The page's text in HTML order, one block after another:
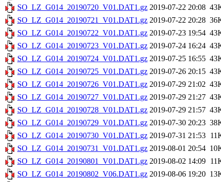
SO_LZ_G014_20190720_V01.DAT1.gz 2019-07-22 20:08
SO_LZ_G014_20190721_V01.DAT1.gz 2019-07-22 20:28
SO_LZ_G014_20190722_V01.DAT1.gz 2019-07-23 19:54
SO_LZ_G014_20190723_V01.DAT1.gz 2019-07-24 16:24
SO_LZ_G014_20190724_V01.DAT1.gz 2019-07-25 16:55
SO_LZ_G014_20190725_V01.DAT1.gz 2019-07-26 20:15
SO_LZ_G014_20190726_V01.DAT1.gz 2019-07-29 21:02
SO_LZ_G014_20190727_V01.DAT1.gz 2019-07-29 21:27
SO_LZ_G014_20190728_V01.DAT1.gz 2019-07-29 21:57
SO_LZ_G014_20190729_V01.DAT1.gz 2019-07-30 20:23
SO_LZ_G014_20190730_V01.DAT1.gz 2019-07-31 21:53
SO_LZ_G014_20190731_V01.DAT1.gz 2019-08-01 20:54
SO_LZ_G014_20190801_V01.DAT1.gz 2019-08-02 14:09
SO_LZ_G014_20190802_V06.DAT1.gz 2019-08-06 19:20